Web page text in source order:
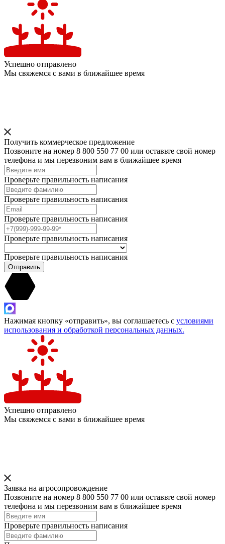
Успешно отправлено
Мы свяжемся с вами в ближайшее время
Получить коммерческое предложение
Позвоните на номер 8 800 550 77 00 или оставьте свой номер
телефона и мы перезвоним вам в ближайшее время
Проверьте правильность написания
Проверьте правильность написания
Проверьте правильность написания
Проверьте правильность написания
Проверьте правильность написания
Отправить
Нажимая кнопку «отправить», вы соглашаетесь с условиями
использования и обработкой персональных данных.
Успешно отправлено
Мы свяжемся с вами в ближайшее время
Заявка на агросопровождение
Позвоните на номер 8 800 550 77 00 или оставьте свой номер
телефона и мы перезвоним вам в ближайшее время
Проверьте правильность написания